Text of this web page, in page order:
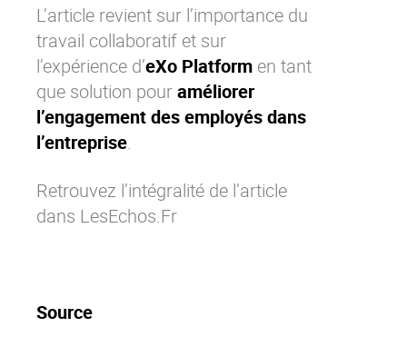
Sécurité
Open source
Offre Enterprise
Offre Professionnelle
A propos d’eXo
L’article revient sur l’importance du
travail collaboratif et sur
l’expérience d’eXo Platform en tant
que solution pouraméliorer
l’engagement des employés dans
l’entreprise.
Retrouvez l’intégralité de l’article
dans LesEchos.Fr
Source